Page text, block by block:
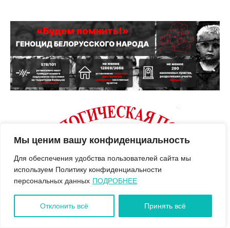
Мы ценим вашу конфиденциальность
Для обеспечения удобства пользователей сайта мы
используем Политику конфиденциальности
персональных данных ПОДРОБНЕЕ
Отклонить всё Принять всё